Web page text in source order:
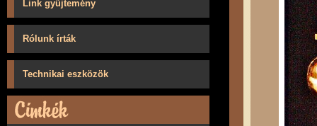
Link gyűjtemény
Rólunk írták
Technikai eszközök